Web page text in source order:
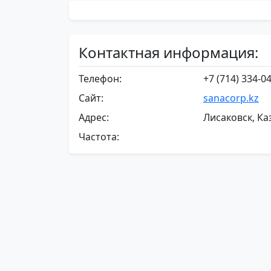
Контактная информация:
Телефон:
+7 (714) 334-
Сайт:
sanacorp.kz
Адрес:
Лисаковск,
Частота: